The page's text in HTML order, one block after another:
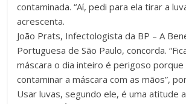
contaminada. “Aí, pedi para ela tirar a
acrescenta.
João Prats, Infectologista da BP – A
Portuguesa de São Paulo, concorda.
máscara o dia inteiro é perigoso
contaminar a máscara com as mãos”,
Usar luvas, segundo ele, é uma atitude